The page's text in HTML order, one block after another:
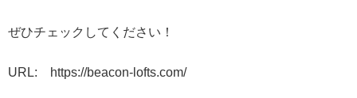
ぜひチェックしてください！
URL: https://beacon-lofts.com/